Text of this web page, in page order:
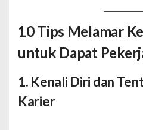
10 Tips Melamar
untuk Dapat
1. Kenali Diri dan
Karier